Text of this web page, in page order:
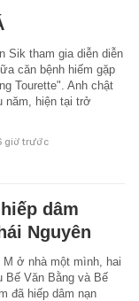
Sik tham gia diễn diễn
căn bệnh hiếm gặp
Tourette". Anh chật
năm, hiện tại trở
giờ trước
dâm
Nguyên
M ở nhà một mình, hai
Bế Văn Bằng và Bế
đã hiếp dâm nạn